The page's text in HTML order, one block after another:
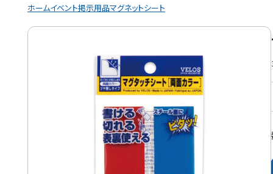
ホームイベント掲示用品マグネットシート